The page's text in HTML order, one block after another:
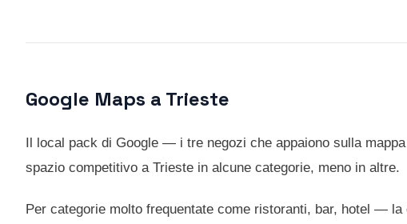
Google Maps a Trieste
Il local pack di Google — i tre negozi che appaiono sulla
spazio competitivo a Trieste in alcune categorie, meno in altre.
Per categorie molto frequentate come ristoranti, bar, hotel —